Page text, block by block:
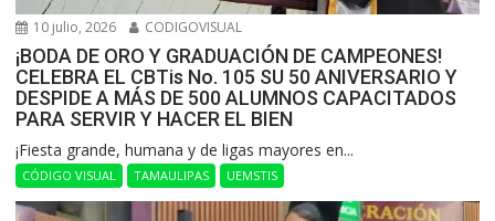
10 julio, 2026 CODIGOVISUAL
¡BODA DE ORO Y GRADUACIÓN DE CAMPEONES!
CELEBRA EL CBTis No. 105 SU 50 ANIVERSARIO Y
DESPIDE A MÁS DE 500 ALUMNOS CAPACITADOS
PARA SERVIR Y HACER EL BIEN
​¡Fiesta grande, humana y de ligas mayores en...
CÓDIGO VISUAL TAMAULIPAS UEMSTIS